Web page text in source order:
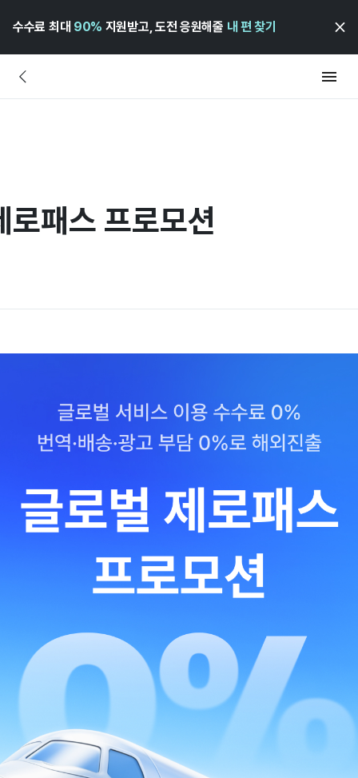
수수료 최대 90% 지원받고, 도전 응원해줄 내 편 찾기
패스 프로모션